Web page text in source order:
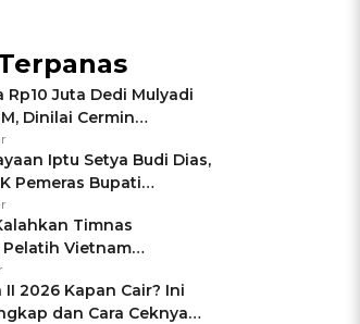
Rp10 Juta Dedi Mulyadi
Dinilai Cermin
Jamin Keamanan
Iptu Setya Budi Dias,
Pemeras Bupati
Timnas
Vietnam
Jimat di Pakansari
II 2026 Kapan Cair? Ini
dan Cara Ceknya